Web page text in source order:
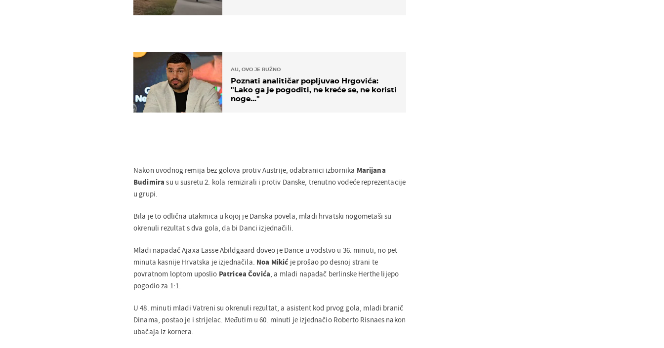
AU, OVO JE RUŽNO
Poznati analitičar popljuvao Hrgovića:
"Lako ga je pogoditi, ne kreće se, ne koristi
noge..."
Nakon uvodnog remija bez golova protiv Austrije, odabranici izbornika Marijana
Budimira su u susretu 2. kola remizirali i protiv Danske, trenutno vodeće reprezentacije
u grupi.
Bila je to odlična utakmica u kojoj je Danska povela, mladi hrvatski nogometaši su
okrenuli rezultat s dva gola, da bi Danci izjednačili.
Mladi napadač Ajaxa Lasse Abildgaard doveo je Dance u vodstvo u 36. minuti, no pet
minuta kasnije Hrvatska je izjednačila. Noa Mikić je prošao po desnoj strani te
povratnom loptom uposlio Patricea Čovića, a mladi napadač berlinske Herthe lijepo
pogodio za 1:1.
U 48. minuti mladi Vatreni su okrenuli rezultat, a asistent kod prvog gola, mladi branič
Dinama, postao je i strijelac. Međutim u 60. minuti je izjednačio Roberto Risnaes nakon
ubačaja iz kornera.